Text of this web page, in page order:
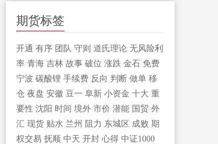
期货标签
开通 有序 团队 守则 道氏理论 无风险利
率 青海 吉林 故事 破位 涨跌 金石 免费
宁波 碳酸锂 手续费 反向 判断 做单 移
仓 夜盘 安徽 豆一 阜新 小资金 十大 重
要性 沈阳 时间 境外 市价 潜能 国贸 外
汇 现货 贴水 兰州 阻力 东城区 成败 期
权交易 抚顺 中天 开封 心得 中证1000